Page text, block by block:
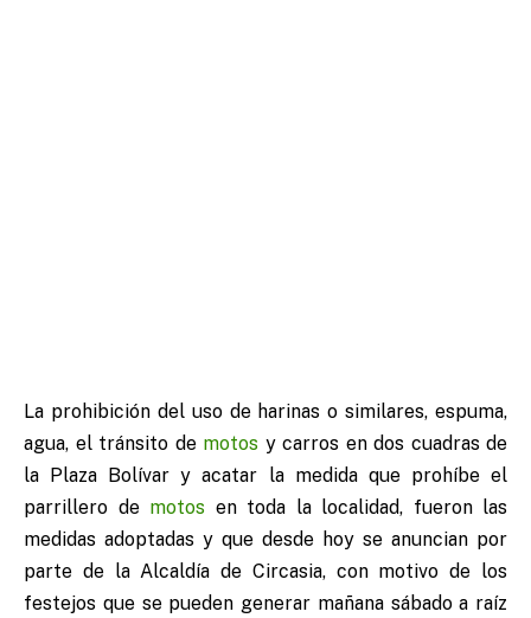
La prohibición del uso de harinas o similares, espuma,
agua, el tránsito de motos y carros en dos cuadras de
la Plaza Bolívar y acatar la medida que prohíbe el
parrillero de motos en toda la localidad, fueron las
medidas adoptadas y que desde hoy se anuncian por
parte de la Alcaldía de Circasia, con motivo de los
festejos que se pueden generar mañana sábado a raíz